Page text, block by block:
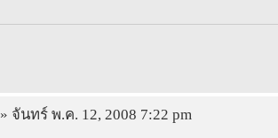
» จันทร์ พ.ค. 12, 2008 7:22 pm